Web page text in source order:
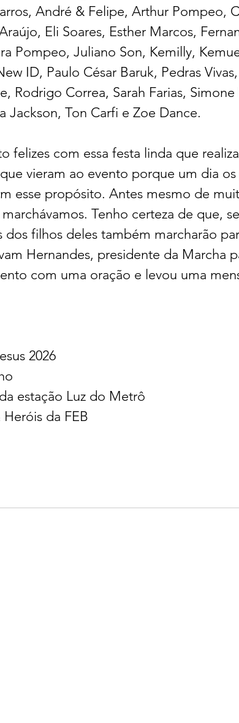
André & Felipe, Arthur Pompeo,
Eli Soares, Esther Marcos,
Pompeo, Juliano Son, Kemilly,
ID, Paulo César Baruk, Pedras
Rodrigo Correa, Sarah Farias,
Jackson, Ton Carfi e Zoe Dance.
felizes com essa festa linda que
vieram ao evento porque um dia os
esse propósito. Antes mesmo de
Tenho certeza de que,
dos filhos deles também marcharão
Hernandes, presidente da Marcha
com uma oração e levou uma
2026
estação Luz do Metrô
da FEB